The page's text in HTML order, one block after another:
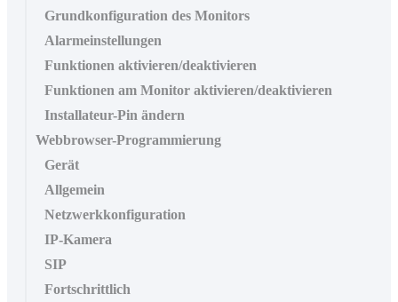
Grundkonfiguration des Monitors
Alarmeinstellungen
Funktionen aktivieren/deaktivieren
Funktionen am Monitor aktivieren/deaktivieren
Installateur-Pin ändern
Webbrowser-Programmierung
Gerät
Allgemein
Netzwerkkonfiguration
IP-Kamera
SIP
Fortschrittlich